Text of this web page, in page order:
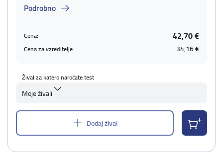
Podrobno
Cena: 42,70 €
Cena za vzreditelje: 34,16 €
Žival za katero naročate test
Moje živali
Dodaj žival